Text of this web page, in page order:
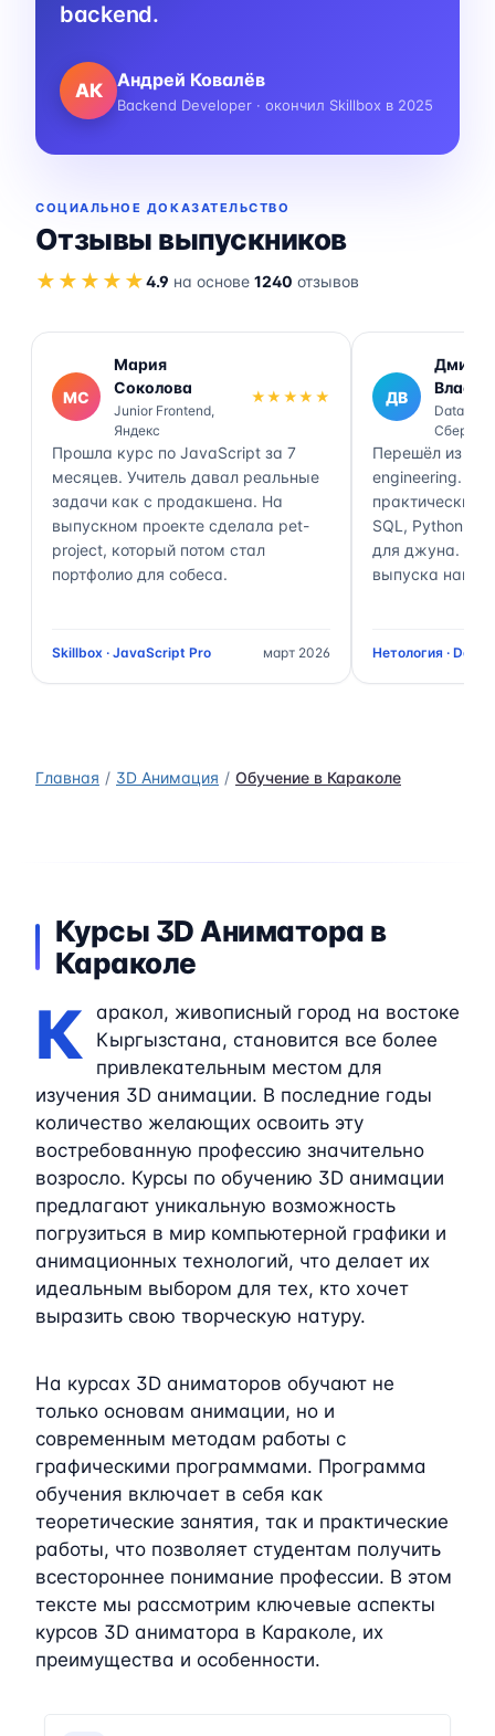
backend.
АК Андрей Ковалёв
Backend Developer · окончил Skillbox в 2025
СОЦИАЛЬНОЕ ДОКАЗАТЕЛЬСТВО
Отзывы выпускников
★★★★★4.9 на основе 1240 отзывов
МС
Мария
Соколова
Junior Frontend,
Яндекс
★★★★★
Прошла курс по JavaScript за 7
месяцев. Учитель давал реальные
задачи как с продакшена. На
выпускном проекте сделала pet-
project, который потом стал
портфолио для собеса.
Skillbox · JavaScript Pro март 2026
ДВ
Власов
Data
Сбер
Перешёл из
engineering.
практически
SQL, Python,
для джуна.
выпуска нашёл
Нетология · Data
Главная 3D Анимация Обучение в Караколе
Курсы 3D Аниматора в
Караколе
К
аракол, живописный город на востоке
Кыргызстана, становится все более
привлекательным местом для
изучения 3D анимации. В последние годы
количество желающих освоить эту
востребованную профессию значительно
возросло. Курсы по обучению 3D анимации
предлагают уникальную возможность
погрузиться в мир компьютерной графики и
анимационных технологий, что делает их
идеальным выбором для тех, кто хочет
выразить свою творческую натуру.
На курсах 3D аниматоров обучают не
только основам анимации, но и
современным методам работы с
графическими программами. Программа
обучения включает в себя как
теоретические занятия, так и практические
работы, что позволяет студентам получить
всестороннее понимание профессии. В этом
тексте мы рассмотрим ключевые аспекты
курсов 3D аниматора в Караколе, их
преимущества и особенности.